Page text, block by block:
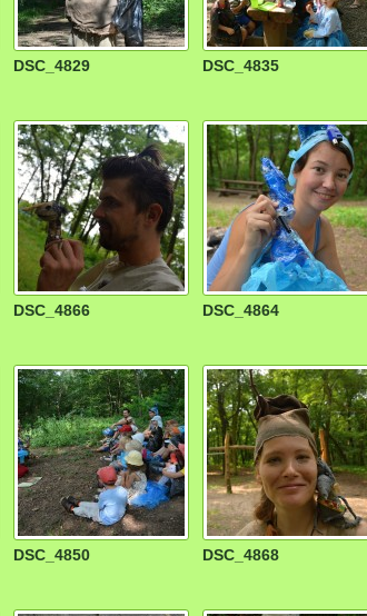
DSC_4829 DSC_4835
DSC_4866 DSC_4864
DSC_4850 DSC_4868